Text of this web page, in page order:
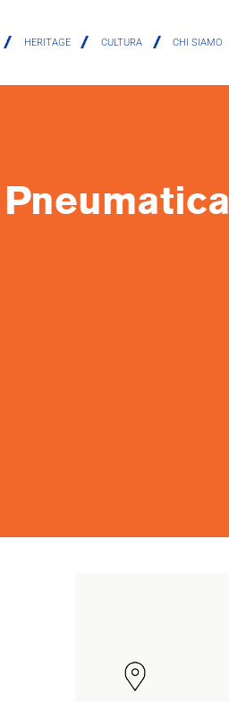
HERITAGE CULTURA CHI SIAMO